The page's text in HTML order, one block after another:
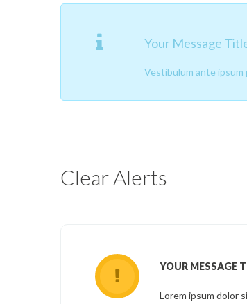
Your Message
Vestibulum ante
Clear Alerts
YOUR MESSAGE
Lorem ipsum dolor